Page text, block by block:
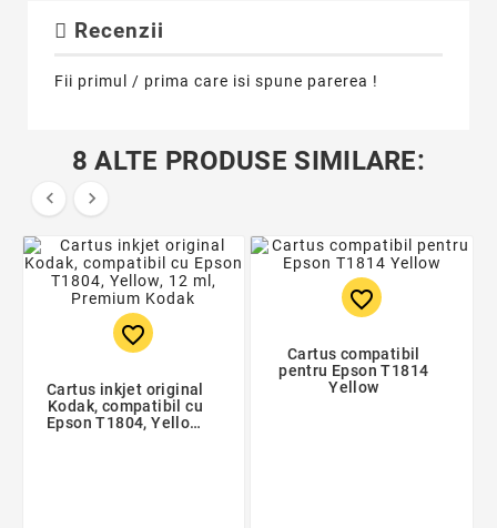
Recenzii
Fii primul / prima care isi spune parerea !
8 ALTE PRODUSE SIMILARE:
 
favorite_border
Cartus inkjet original
Kodak, compatibil cu
Epson T1804, Yellow,
favorite_border
Cartus compatibil
pentru Epson T1814
Yellow